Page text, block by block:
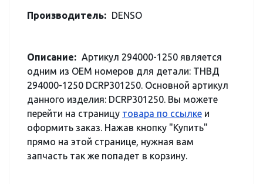
Производитель: DENSO
Описание: Артикул 294000-1250 является
одним из OEM номеров для детали: ТНВД
294000-1250 DCRP301250. Основной артикул
данного изделия: DCRP301250. Вы можете
перейти на страницу товара по ссылке и
оформить заказ. Нажав кнопку "Купить"
прямо на этой странице, нужная вам
запчасть так же попадет в корзину.